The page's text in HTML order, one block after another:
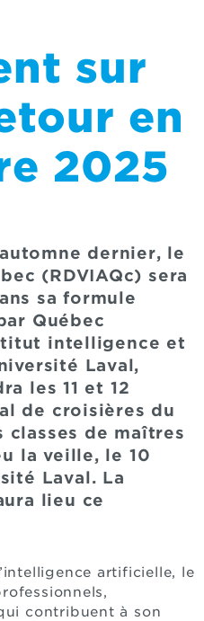
sur
en
2025
dernier, le
(RDVIAQc) sera
sa formule
Québec
intelligence et
Laval,
les 11 et 12
de croisières du
classes de maîtres
la veille, le 10
Laval. La
lieu ce
artificielle, le
contribuent à son